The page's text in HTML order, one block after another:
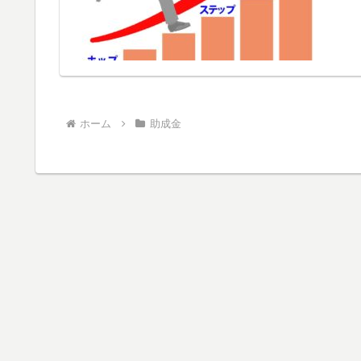
ホーム 助成金